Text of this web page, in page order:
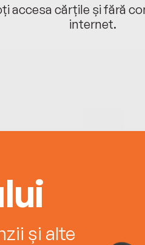
accesa cărțile și fără
internet.
și alte